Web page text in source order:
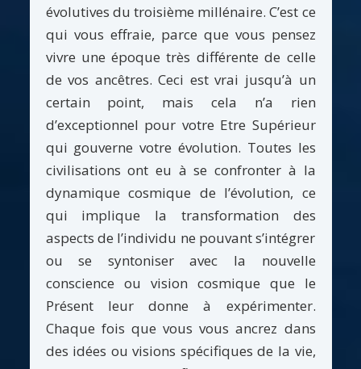
évolutives du troisième millénaire. C’est ce
qui vous effraie, parce que vous pensez
vivre une époque très différente de celle
de vos ancêtres. Ceci est vrai jusqu’à un
certain point, mais cela n’a rien
d’exceptionnel pour votre Etre Supérieur
qui gouverne votre évolution. Toutes les
civilisations ont eu à se confronter à la
dynamique cosmique de l’évolution, ce
qui implique la transformation des
aspects de l’individu ne pouvant s’intégrer
ou se syntoniser avec la nouvelle
conscience ou vision cosmique que le
Présent leur donne à expérimenter.
Chaque fois que vous vous ancrez dans
des idées ou visions spécifiques de la vie,